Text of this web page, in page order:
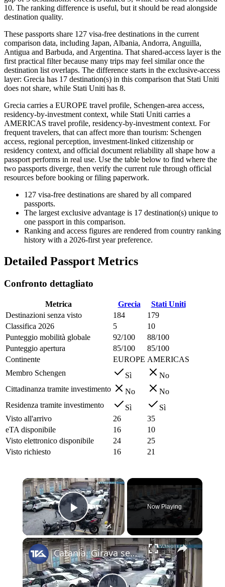
10. The ranking difference is useful, but it should be read alongside
destination quality.
These passports share 127 visa-free destinations in the current
comparison data, including Japan, Albania, Andorra, Anguilla,
Antigua and Barbuda, and Argentina. That shared-access layer is the
first practical filter because many trips may feel similar once the
destination list overlaps. The difference starts in the exclusive-access
layer: Grecia has 17 destination(s) in this comparison that Stati Uniti
does not share, while Stati Uniti has 8.
Grecia carries a EUROPE travel profile, Schengen-area access,
residency-by-investment context, while Stati Uniti carries a
AMERICAS travel profile, residency-by-investment context. For
frequent travelers, that can affect more than tourism: Schengen
access, regional perception, investment-linked citizenship or
residency context, and official document reliability all shape how a
passport performs in real use. Use the table below to find where the
two passports diverge, then verify the current rule through official
resources before booking or filing paperwork.
127 visa-free destinations are shared by all compared
passports.
The largest exclusive advantage is 17 destination(s) unique to
one passport in this comparison.
Ranking and access figures are rendered from country ranking
history with a 2026-first year preference.
Detailed Passport Metrics
Confronto dettagliato
Metrica Grecia
Stati Uniti
Destinazioni senza visto
184
179
Classifica 2026
5
10
Punteggio mobilità globale
92/100
88/100
Punteggio apertura
85/100
85/100
Continente
EUROPE AMERICAS
Membro Schengen
Sì
No
Cittadinanza tramite investimento
No
No
Residenza tramite investimento
Sì
Sì
Visto all'arrivo
26
35
eTA disponibile
16
10
Visto elettronico disponibile
24
25
Visto richiesto
16 21
×
Play Video
Now Playing
×
Catania. Girava senza casco tra le vie del centro cittadino, ma, fermato dalla Polizia di Stato, ha